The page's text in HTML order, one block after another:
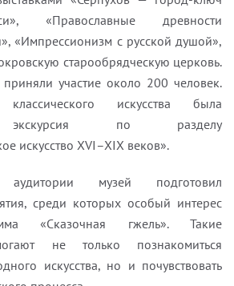
«Православные древности
«Импрессионизм с русской душой»,
старообрядческую церковь.
приняли участие около 200 человек.
искусства была
экскурсия по разделу
искусство XVI–XIX веков».
музей подготовил
среди которых особый интерес
«Сказочная гжель». Такие
не только познакомиться
искусства, но и почувствовать